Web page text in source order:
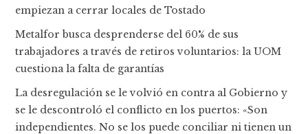
empiezan a cerrar locales de Tostado
Metalfor busca desprenderse del 60% de sus
trabajadores a través de retiros voluntarios: la UOM
cuestiona la falta de garantías
La desregulación se le volvió en contra al Gobierno y
se le descontroló el conflicto en los puertos: «Son
independientes. No se los puede conciliar ni tienen un